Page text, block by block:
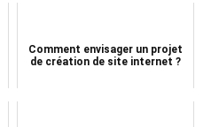
Comment envisager un projet
de création de site internet ?